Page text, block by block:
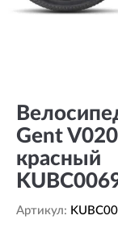
Gent
красный
Артикул: